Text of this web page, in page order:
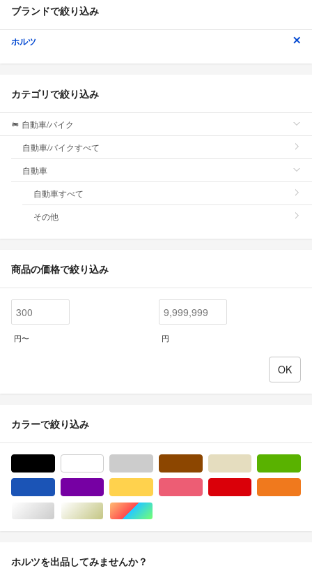
ブランドで絞り込み
ホルツ
カテゴリで絞り込み
自動車/バイク
自動車/バイクすべて
自動車
自動車すべて
その他
商品の価格で絞り込み
円〜 円
カラーで絞り込み
シルバー/銀色系ゴールド/金色系マルチカラー
ホルツを出品してみませんか？